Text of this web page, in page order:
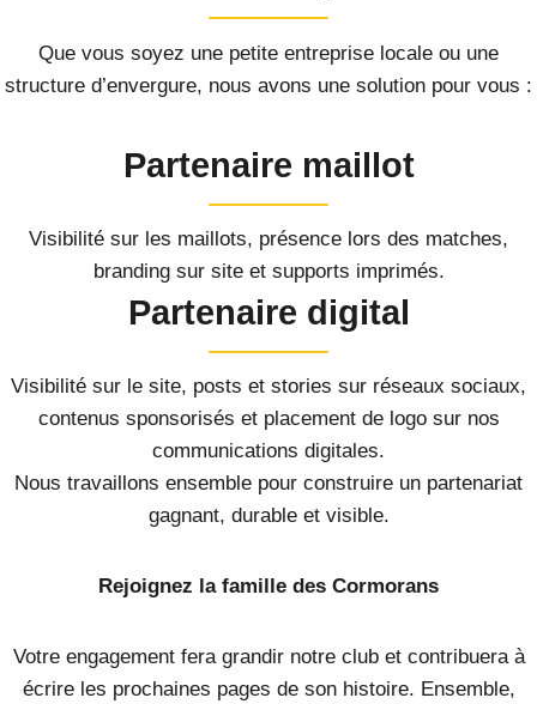
Que vous soyez une petite entreprise locale ou une
structure d’envergure, nous avons une solution pour vous :
Partenaire maillot
Visibilité sur les maillots, présence lors des matches,
branding sur site et supports imprimés.
Partenaire digital
Visibilité sur le site, posts et stories sur réseaux sociaux,
contenus sponsorisés et placement de logo sur nos
communications digitales.
Nous travaillons ensemble pour construire un partenariat
gagnant, durable et visible.
Rejoignez la famille des Cormorans
Votre engagement fera grandir notre club et contribuera à
écrire les prochaines pages de son histoire. Ensemble,